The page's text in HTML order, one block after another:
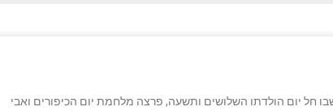
בדיוק ביום שבו חל יום הולדתו השלושים ותשעה, פרצה מלחמת יום הכיפורים ואבי